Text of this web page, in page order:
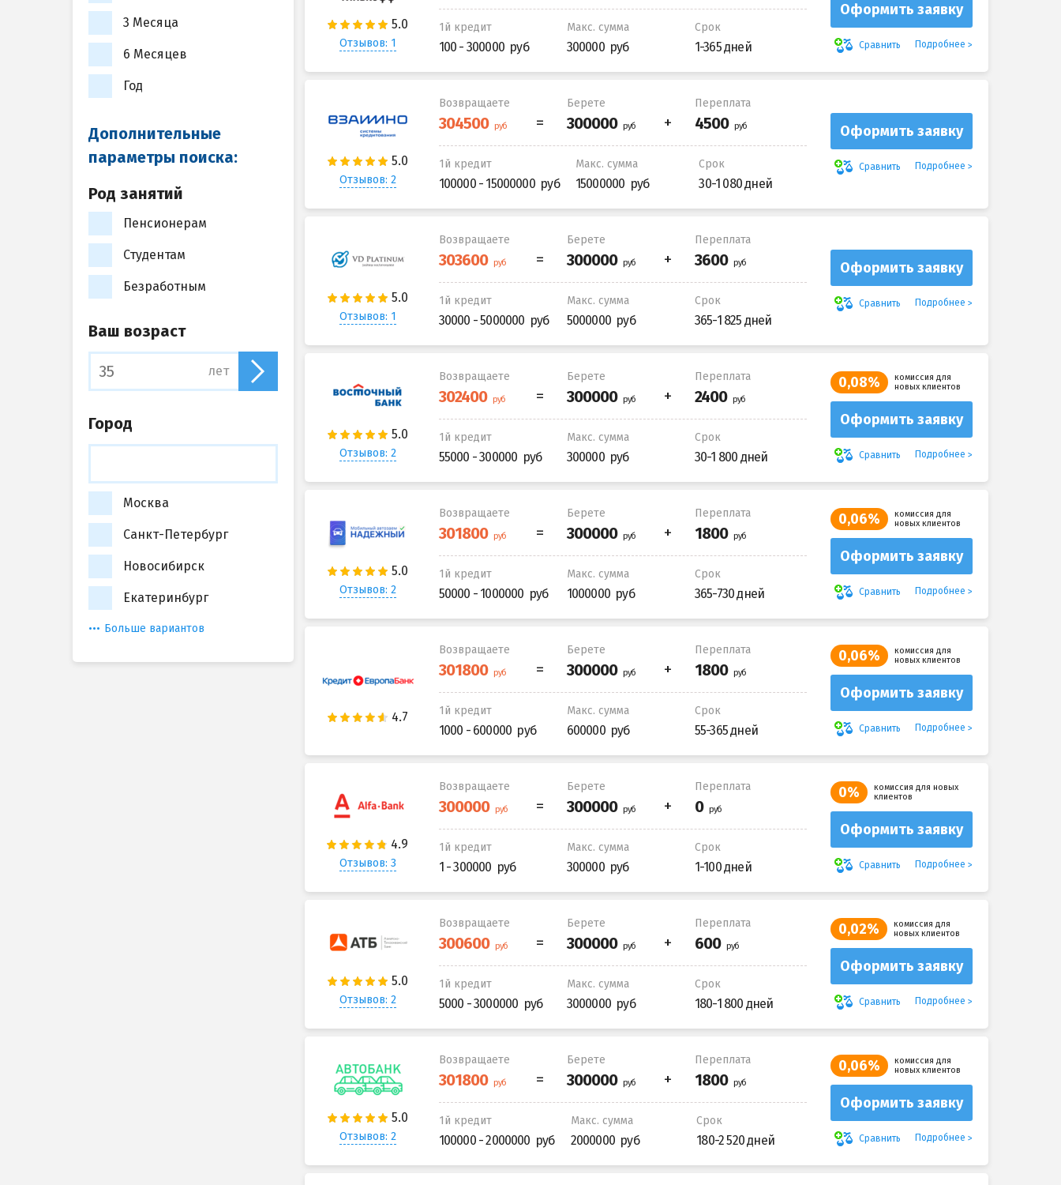
Отзывов: 1
1й кредит
100 - 300000
Макс. сумма
300000
Срок
1-365 дней
Оформить заявку
Сравнить Подробнее
Отзывов: 2
Возвращаете Берете Переплата
1й кредит
100000 - 15000000
Макс. сумма
15000000
Срок
30-1 080 дней
Оформить заявку
Сравнить Подробнее
Отзывов: 1
Возвращаете Берете Переплата
1й кредит
30000 - 5000000
Макс. сумма
5000000
Срок
365-1 825 дней
Оформить заявку
Сравнить Подробнее
Отзывов: 2
Возвращаете Берете Переплата
1й кредит
55000 - 300000
Макс. сумма
300000
Срок
30-1 800 дней
0,08%
комиссия для
новых клиентов
Оформить заявку
Сравнить Подробнее
Отзывов: 2
Возвращаете Берете Переплата
1й кредит
50000 - 1000000
Макс. сумма
1000000
Срок
365-730 дней
0,06%
комиссия для
новых клиентов
Оформить заявку
Сравнить Подробнее
Возвращаете Берете Переплата
1й кредит
1000 - 600000
Макс. сумма
600000
Срок
55-365 дней
0,06%
комиссия для
новых клиентов
Оформить заявку
Сравнить Подробнее
Отзывов: 3
Возвращаете Берете Переплата
1й кредит
1 - 300000
Макс. сумма
300000
Срок
1-100 дней
0%
комиссия для новых
клиентов
Оформить заявку
Сравнить Подробнее
Отзывов: 2
Возвращаете Берете Переплата
1й кредит
5000 - 3000000
Макс. сумма
3000000
Срок
180-1 800 дней
0,02%
комиссия для
новых клиентов
Оформить заявку
Сравнить Подробнее
Отзывов: 2
Возвращаете Берете Переплата
1й кредит
100000 - 2000000
Макс. сумма
2000000
Срок
180-2 520 дней
0,06%
комиссия для
новых клиентов
Оформить заявку
Сравнить Подробнее
3 Месяца
6 Месяцев
Год
Дополнительные
параметры поиска:
Род занятий
Пенсионерам
Студентам
Безработным
Ваш возраст
лет
Город
Москва
Санкт-Петербург
Новосибирск
Екатеринбург
Больше вариантов